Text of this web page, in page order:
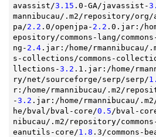
avassist/3.15 .0-GA/javassist-
mannibucau/.m2/repository/org/
pa/2.2 .0/openjpa- 2.2 .0.jar:/
epository/commons-lang/
ng- 2.4.jar:/home/rmannibucau/
s-collections/commons-
llections-3.2 .1.jar:/home/
ry/net/sourceforge/serp/serp/
r:/home/rmannibucau/.m2/
-3.2 .jar:/home/rmannibucau/
he/bval/bval-core/0.5 /bval-
nibucau/.m2/repository/
eanutils-core/1.8 .3/commons-